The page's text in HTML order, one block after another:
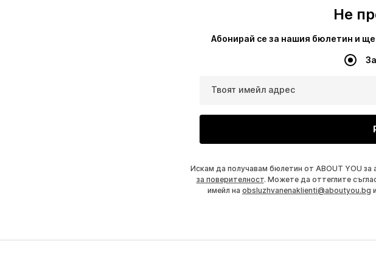
Не
Абонирай се за нашия бюлетин и
Твоят имейл адрес
Искам да получавам бюлетин от ABOUT YOU
за поверителност. Можете да оттеглите
имейл на obsluzhvanenaklienti@aboutyou.bg